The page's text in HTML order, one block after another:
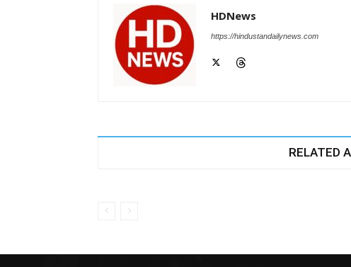
HDNews
https://hindustandailynews.com
RELATED